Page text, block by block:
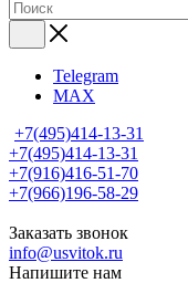
Telegram
MAX
+7(495)414-13-31
+7(495)414-13-31
+7(916)416-51-70
+7(966)196-58-29
Заказать звонок
info@usvitok.ru
Напишите нам